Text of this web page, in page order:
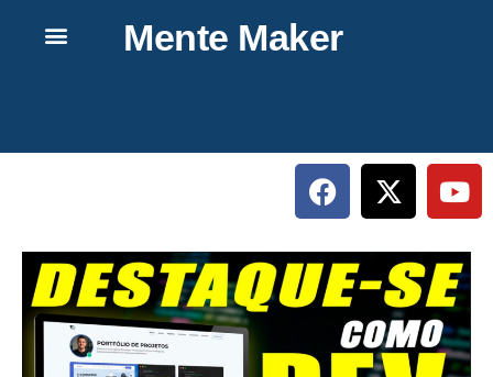
Mente Maker